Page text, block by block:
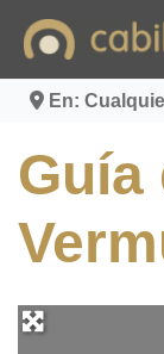
contenido
En:
Guía